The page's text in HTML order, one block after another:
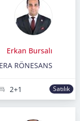
Erkan Bursalı
ERA RÖNESANS
2+1 Satılık